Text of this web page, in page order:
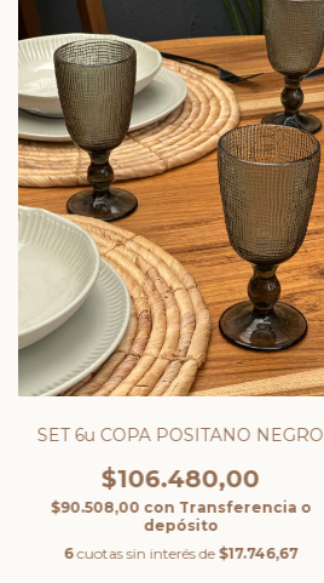
SET 6u COPA POSITANO NEGRO
$106.480,00
$90.508,00 con Transferencia o
depósito
6 cuotas sin interés de $17.746,67